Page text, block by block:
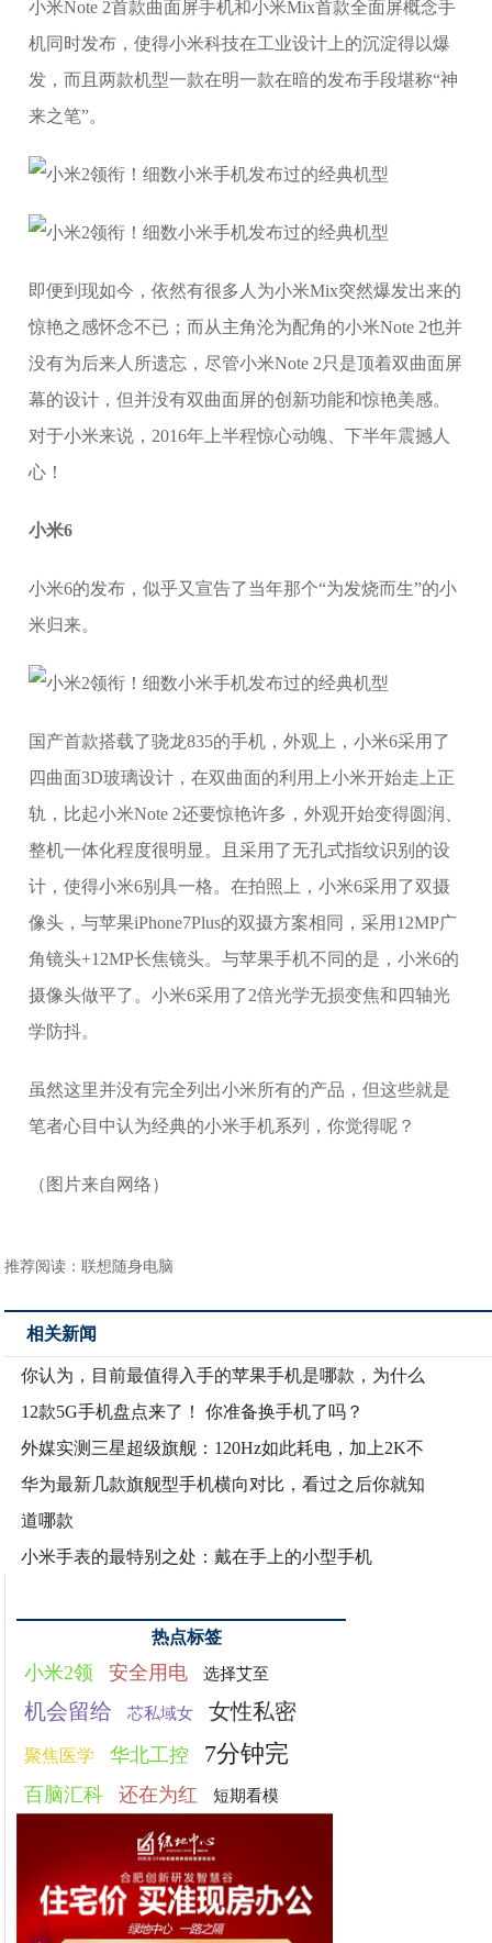
小米Note 2首款曲面屏手机和小米Mix首款全面屏概念手
机同时发布，使得小米科技在工业设计上的沉淀得以爆
发，而且两款机型一款在明一款在暗的发布手段堪称“神
来之笔”。
即便到现如今，依然有很多人为小米Mix突然爆发出来的
惊艳之感怀念不已；而从主角沦为配角的小米Note 2也并
没有为后来人所遗忘，尽管小米Note 2只是顶着双曲面屏
幕的设计，但并没有双曲面屏的创新功能和惊艳美感。
对于小米来说，2016年上半程惊心动魄、下半年震撼人
心！
小米6
小米6的发布，似乎又宣告了当年那个“为发烧而生”的小
米归来。
国产首款搭载了骁龙835的手机，外观上，小米6采用了
四曲面3D玻璃设计，在双曲面的利用上小米开始走上正
轨，比起小米Note 2还要惊艳许多，外观开始变得圆润、
整机一体化程度很明显。且采用了无孔式指纹识别的设
计，使得小米6别具一格。在拍照上，小米6采用了双摄
像头，与苹果iPhone7Plus的双摄方案相同，采用12MP广
角镜头+12MP长焦镜头。与苹果手机不同的是，小米6的
摄像头做平了。小米6采用了2倍光学无损变焦和四轴光
学防抖。
虽然这里并没有完全列出小米所有的产品，但这些就是
笔者心目中认为经典的小米手机系列，你觉得呢？
（图片来自网络）
推荐阅读：联想随身电脑
相关新闻
你认为，目前最值得入手的苹果手机是哪款，为什么
12款5G手机盘点来了！ 你准备换手机了吗？
外媒实测三星超级旗舰：120Hz如此耗电，加上2K不
华为最新几款旗舰型手机横向对比，看过之后你就知
道哪款
小米手表的最特别之处：戴在手上的小型手机
热点标签
小米2领 安全用电 选择艾至
机会留给 芯私域女 女性私密
聚焦医学 华北工控 7分钟完
百脑汇科 还在为红 短期看模